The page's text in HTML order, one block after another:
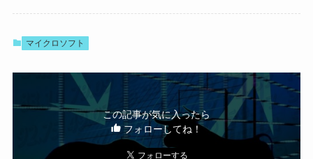
マイクロソフト
この記事が気に入ったら
フォローしてね！